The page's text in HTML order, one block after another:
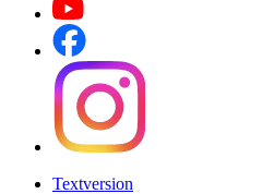
Textversion